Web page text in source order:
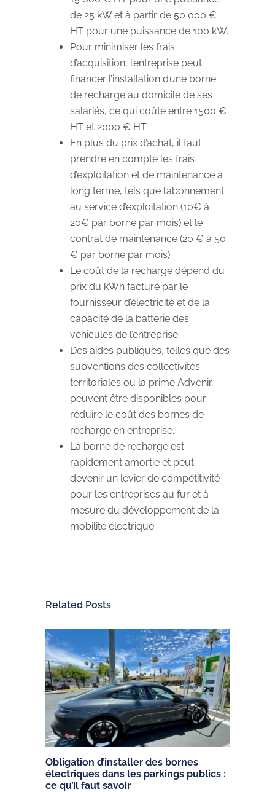
de 25 kW et à partir de 50 000 €
HT pour une puissance de 100 kW.
Pour minimiser les frais
d’acquisition, l’entreprise peut
financer l’installation d’une borne
de recharge au domicile de ses
salariés, ce qui coûte entre 1500 €
HT et 2000 € HT.
En plus du prix d’achat, il faut
prendre en compte les frais
d’exploitation et de maintenance à
long terme, tels que l’abonnement
au service d’exploitation (10€ à
20€ par borne par mois) et le
contrat de maintenance (20 € à 50
€ par borne par mois).
Le coût de la recharge dépend du
prix du kWh facturé par le
fournisseur d’électricité et de la
capacité de la batterie des
véhicules de l’entreprise.
Des aides publiques, telles que des
subventions des collectivités
territoriales ou la prime Advenir,
peuvent être disponibles pour
réduire le coût des bornes de
recharge en entreprise.
La borne de recharge est
rapidement amortie et peut
devenir un levier de compétitivité
pour les entreprises au fur et à
mesure du développement de la
mobilité électrique.
Related Posts
Obligation d’installer des bornes
électriques dans les parkings publics :
ce qu’il faut savoir